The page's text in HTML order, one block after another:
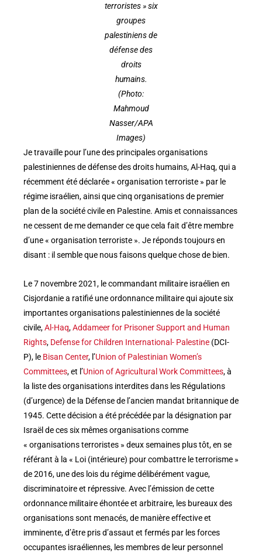
terroristes » six
groupes
palestiniens de
défense des
droits
humains.
(Photo:
Mahmoud
Nasser/APA
Images)
Je travaille pour l’une des principales organisations
palestiniennes de défense des droits humains, Al-Haq, qui a
récemment été déclarée « organisation terroriste » par le
régime israélien, ainsi que cinq organisations de premier
plan de la société civile en Palestine. Amis et connaissances
ne cessent de me demander ce que cela fait d’être membre
d’une « organisation terroriste ». Je réponds toujours en
disant : il semble que nous faisons quelque chose de bien.
Le 7 novembre 2021, le commandant militaire israélien en
Cisjordanie a ratifié une ordonnance militaire qui ajoute six
importantes organisations palestiniennes de la société
civile,Al-Haq,Addameer for Prisoner Support and Human
Rights, Defense for Children International- Palestine (DCI-
P), le Bisan Center, l’Union of Palestinian Women’s
Committees, et l’Union of Agricultural Work Committees, à
la liste des organisations interdites dans les Régulations
(d’urgence) de la Défense de l’ancien mandat britannique de
1945. Cette décision a été précédée par la désignation par
Israël de ces six mêmes organisations comme
« organisations terroristes » deux semaines plus tôt, en se
référant à la « Loi (intérieure) pour combattre le terrorisme »
de 2016, une des lois du régime délibérément vague,
discriminatoire et répressive. Avec l’émission de cette
ordonnance militaire éhontée et arbitraire, les bureaux des
organisations sont menacés, de manière effective et
imminente, d’être pris d’assaut et fermés par les forces
occupantes israéliennes, les membres de leur personnel